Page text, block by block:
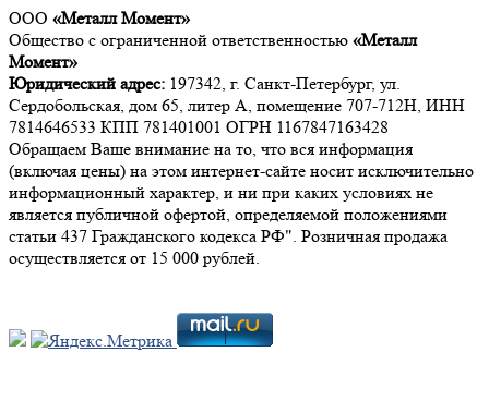
ООО «Металл Момент»
Общество с ограниченной ответственностью «Металл
Момент»
Юридический адрес: 197342, г. Санкт-Петербург, ул.
Сердобольская, дом 65, литер А, помещение 707-712Н, ИНН
7814646533 КПП 781401001 ОГРН 1167847163428
Обращаем Ваше внимание на то, что вся информация
(включая цены) на этом интернет-сайте носит исключительно
информационный характер, и ни при каких условиях не
является публичной офертой, определяемой положениями
статьи 437 Гражданского кодекса РФ". Розничная продажа
осуществляется от 15 000 рублей.